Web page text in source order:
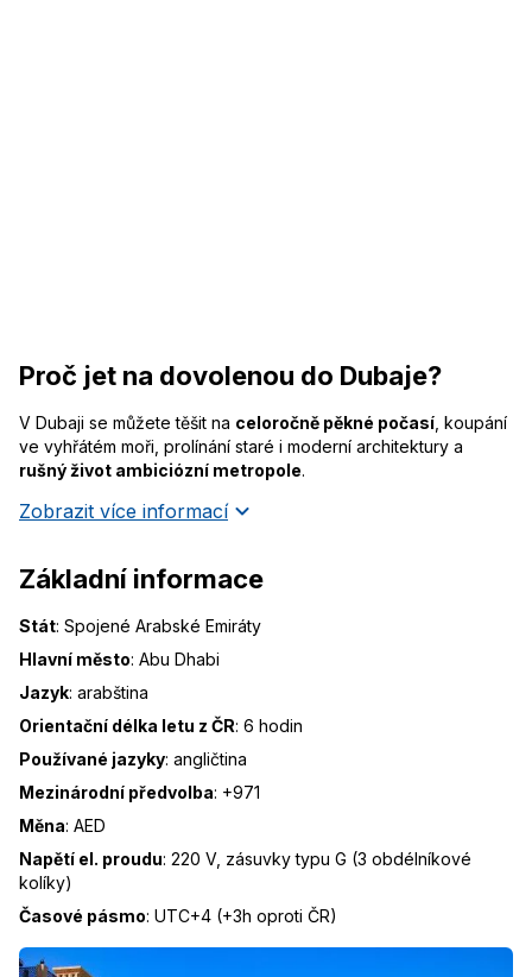
Proč jet na dovolenou do Dubaje?
V Dubaji se můžete těšit na celoročně pěkné počasí , koupání
ve vyhřátém moři, prolínání staré i moderní architektury a
rušný život ambiciózní metropole.
Zobrazit více informací
Základní informace
Stát: Spojené Arabské Emiráty
Hlavní město: Abu Dhabi
Jazyk: arabština
Orientační délka letu z ČR: 6 hodin
Používané jazyky: angličtina
Mezinárodní předvolba: +971
Měna: AED
Napětí el. proudu: 220 V, zásuvky typu G (3 obdélníkové
kolíky)
Časové pásmo: UTC+4 (+3h oproti ČR)